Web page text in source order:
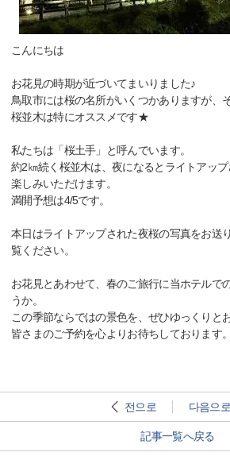
こんにちは
お花見の時期が近づいてまいりました♪
鳥取市には桜の名所がいくつかありますが、
桜並木は特にオススメです★
私たちは「桜土手」と呼んでいます。
約2㎞続く桜並木は、夜になるとライトアッ
楽しみいただけます。
満開予想は4/5です。
本日はライトアップされた夜桜の写真をお送
覧ください。
お花見とあわせて、春のご旅行に当ホテルで
うか。
この季節ならではの景色を、ぜひゆっくりと
皆さまのご予約を心よりお待ちしております。
전으로 다음으로
記事一覧へ戻る